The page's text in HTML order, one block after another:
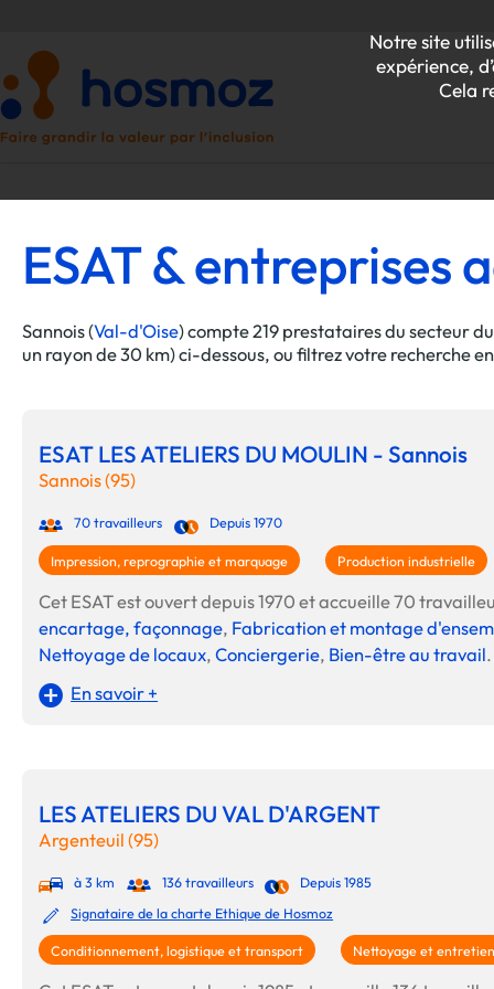
Notre site
expérience,
Cela
ESAT & entreprises
Sannois (Val-d'Oise) compte 219 prestataires du secteur
un rayon de 30 km) ci-dessous, ou filtrez votre recherche
ESAT LES ATELIERS DU MOULIN - Sannois
Sannois (95)
70 travailleurs Depuis 1970
Impression, reprographie et marquage Production industrielle
Cet ESAT est ouvert depuis 1970 et accueille 70
encartage, façonnage, Fabrication et montage
Nettoyage de locaux,Conciergerie, Bien-être au travail.
En savoir +
LES ATELIERS DU VAL D'ARGENT
Argenteuil (95)
à 3 km 136 travailleurs
Depuis 1985
Signataire de la charte Ethique de Hosmoz
Conditionnement, logistique et transport Nettoyage et entretien